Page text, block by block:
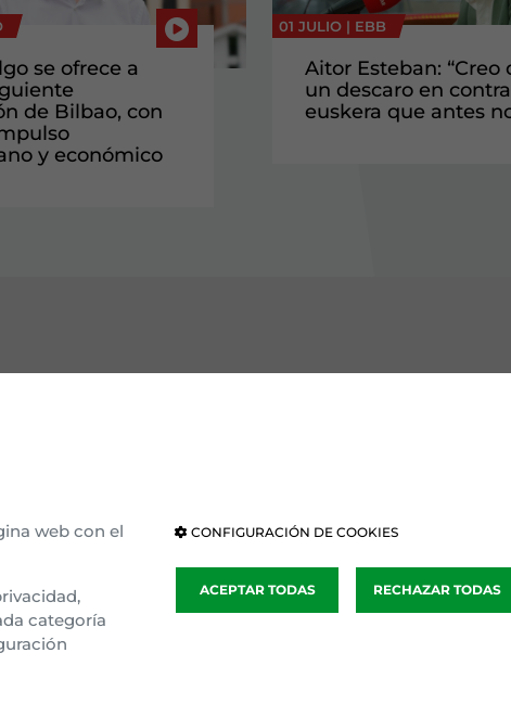
se ofrece a
de Bilbao, con
y económico
01 JULIO | EBB
Aitor Esteban: “Creo
un descaro en
euskera que antes
Gipuzko Buru
web con el
categoría
CONFIGURACIÓN DE COOKIES
ACEPTAR TODAS RECHAZAR TODAS